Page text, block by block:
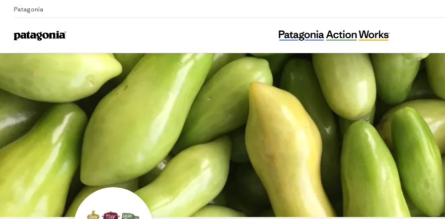
Patagonia
Home
The Nashville Food Project